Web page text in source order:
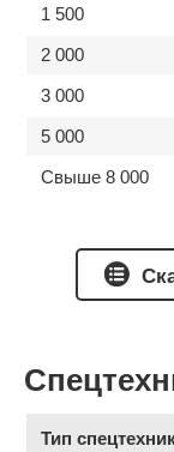
1 500
2 000
3 000
5 000
Свыше 8 000
Тип